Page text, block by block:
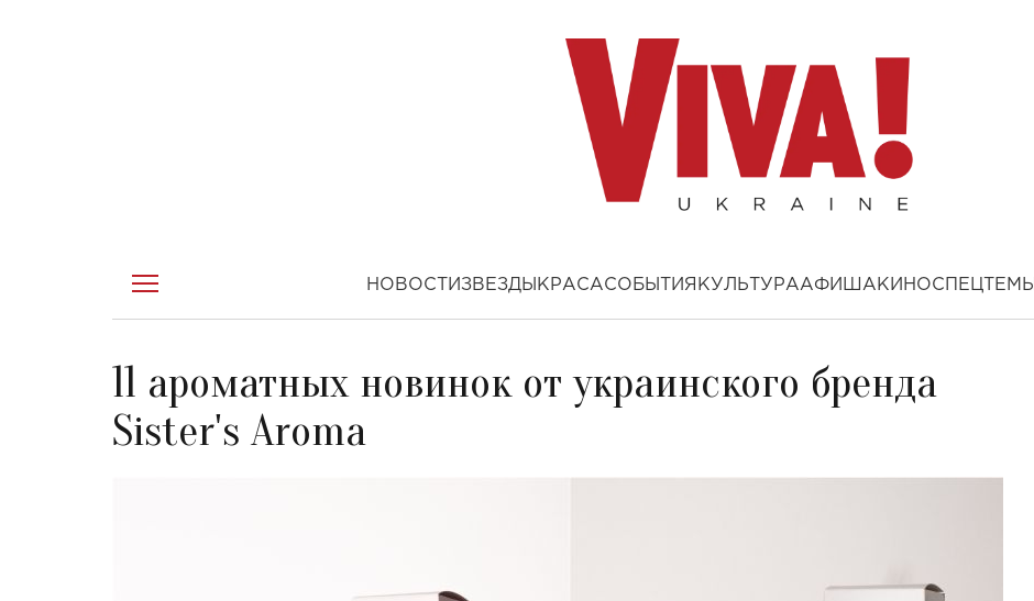
НОВОСТИ ЗВЕЗДЫ КРАСАСОБЫТИЯ КУЛЬТУРААФИША КИНОСПЕЦТЕМЫ
11 ароматных новинок от украинского бренда
Sister's Aroma